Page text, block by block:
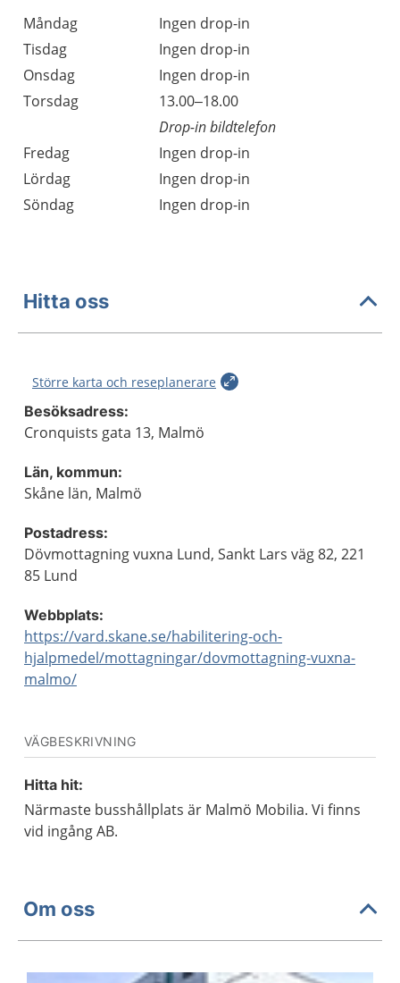
Måndag
Ingen drop-in
Tisdag
Ingen drop-in
Onsdag
Ingen drop-in
Torsdag
13.00–18.00
Drop-in bildtelefon
Fredag
Ingen drop-in
Lördag
Ingen drop-in
Söndag
Ingen drop-in
Hitta oss
Större karta och reseplanerare
Besöksadress:
Cronquists gata 13, Malmö
Län, kommun:
Skåne län, Malmö
Postadress:
Dövmottagning vuxna Lund, Sankt Lars väg 82, 221
85 Lund
Webbplats:
https://vard.skane.se/habilitering-och-
hjalpmedel/mottagningar/dovmottagning-vuxna-
malmo/
VÄGBESKRIVNING
Hitta hit:
Närmaste busshållplats är Malmö Mobilia. Vi finns
vid ingång AB.
Om oss